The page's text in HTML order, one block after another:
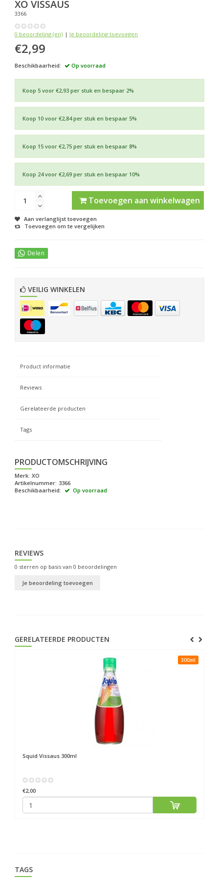
XO VISSAUS
3366
0 beoordeling (en) | Je beoordeling toevoegen
€2,99
Beschikbaarheid: Op voorraad
Koop 5 voor €2,93 per stuk en bespaar 2%
Koop 10 voor €2,84 per stuk en bespaar 5%
Koop 15 voor €2,75 per stuk en bespaar 8%
Koop 24 voor €2,69 per stuk en bespaar 10%
Toevoegen aan winkelwagen
Aan verlanglijst toevoegen
Toevoegen om te vergelijken
VEILIG WINKELEN
Product informatie
Reviews
Gerelateerde producten
Tags
PRODUCTOMSCHRIJVING
Merk: XO
Artikelnummer: 3366
Beschikbaarheid:
Op voorraad
REVIEWS
0 sterren op basis van 0 beoordelingen
Je beoordeling toevoegen
GERELATEERDE PRODUCTEN
300ml
Squid Vissaus 300ml
€2,00
TAGS